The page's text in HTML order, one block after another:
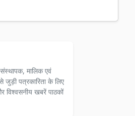
मालिक एवं
पत्रकारिता के लिए
विश्वसनीय खबरें पाठकों